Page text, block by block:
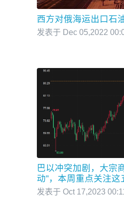
西方对俄海运出口石
发表于 Dec 05,2022
巴以冲突加剧，大宗
动”，本周重点关注这
发表于 Oct 17,2023 00:11